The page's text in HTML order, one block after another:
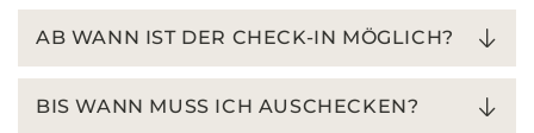
AB WANN IST DER CHECK-IN MÖGLICH?
BIS WANN MUSS ICH AUSCHECKEN?